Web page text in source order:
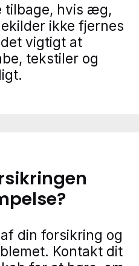
tilbage, hvis æg,
ikke fjernes
vigtigt at
tekstiler og
din forsikring og
Kontakt dit